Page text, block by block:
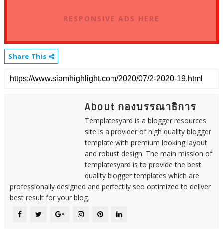
RESPONSIVE ADS HERE
Share This
About กองบรรณาธิการ
Templatesyard is a blogger resources
site is a provider of high quality blogger
template with premium looking layout
and robust design. The main mission of
templatesyard is to provide the best
quality blogger templates which are
professionally designed and perfectlly seo optimized to deliver
best result for your blog.